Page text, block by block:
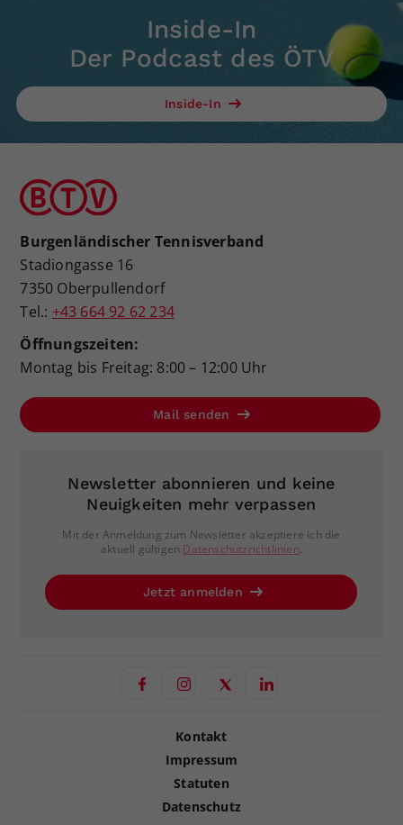
Inside-In
Der Podcast des ÖTV
Inside-In
Burgenländischer Tennisverband
Stadiongasse 16
7350 Oberpullendorf
Tel.: +43 664 92 62 234
Öffnungszeiten:
Montag bis Freitag: 8:00 – 12:00 Uhr
Mail senden
Newsletter abonnieren und keine
Neuigkeiten mehr verpassen
Mit der Anmeldung zum Newsletter akzeptiere ich die
aktuell gültigen Datenschutzrichtlinien.
Jetzt anmelden
Kontakt
Impressum
Statuten
Datenschutz